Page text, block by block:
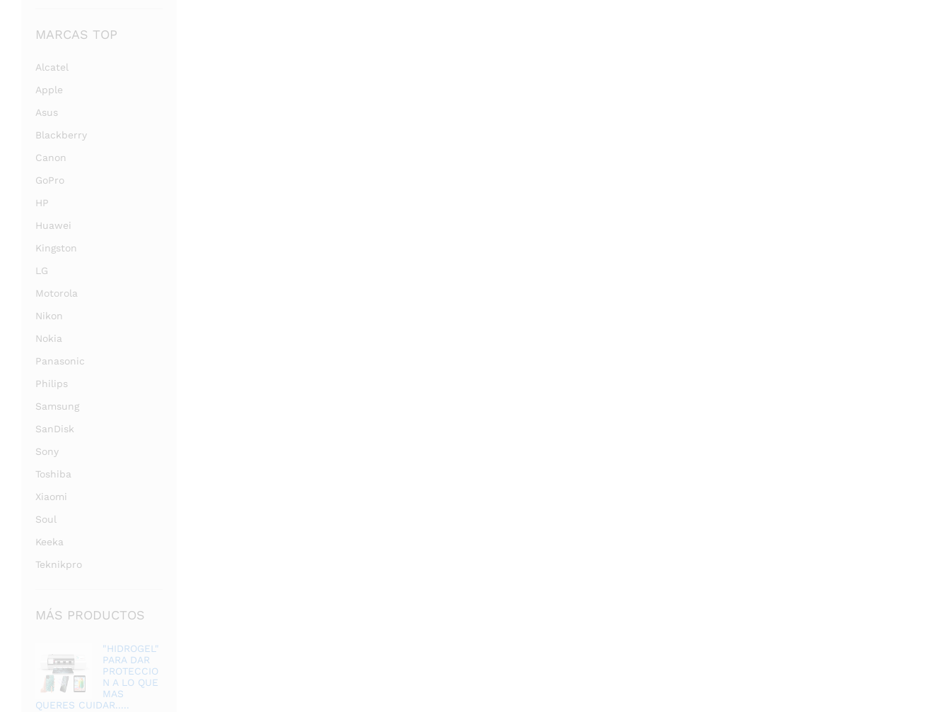
MARCAS TOP
Alcatel
Apple
Asus
Blackberry
Canon
GoPro
HP
Huawei
Kingston
LG
Motorola
Nikon
Nokia
Panasonic
Philips
Samsung
SanDisk
Sony
Toshiba
Xiaomi
Soul
Keeka
Teknikpro
MÁS PRODUCTOS
"HIDROGEL"
PARA DAR
PROTECCIO
N A LO QUE
MAS
QUERES CUIDAR.....